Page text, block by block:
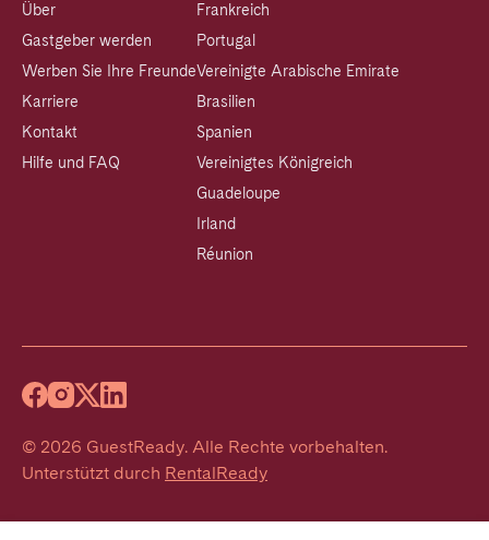
Über
Gastgeber werden
Werben Sie Ihre Freunde
Karriere
Kontakt
Hilfe und FAQ
Frankreich
Portugal
Vereinigte Arabische Emirate
Brasilien
Spanien
Vereinigtes Königreich
Guadeloupe
Irland
Réunion
© 2026 GuestReady. Alle Rechte vorbehalten.
Unterstützt durch RentalReady